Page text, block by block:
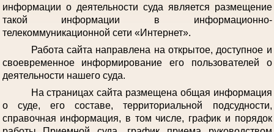
информации о деятельности суда является размещение
такой информации в информационно-
телекоммуникационной сети «Интернет».
Работа сайта направлена на открытое, доступное и
своевременное информирование его пользователей о
деятельности нашего суда.
На страницах сайта размещена общая информация
о суде, его составе, территориальной подсудности,
справочная информация, в том числе, график и порядок